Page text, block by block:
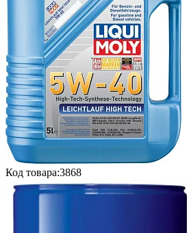
Код товара:3868